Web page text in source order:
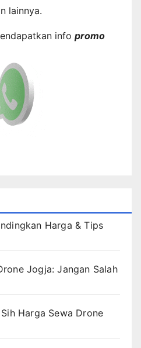
lainnya.
info promo
Harga & Tips
Jogja: Jangan Salah
Harga Sewa Drone